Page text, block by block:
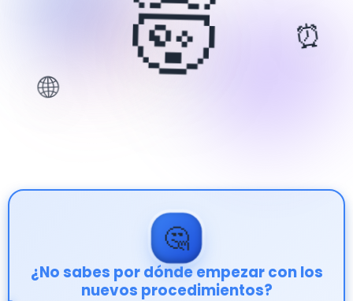
🤯
🌐
⏰
🤔
¿No sabes por dónde empezar con los
nuevos procedimientos?